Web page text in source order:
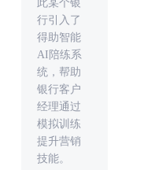
此某个银
行引入了
得助智能
AI陪练系
统，帮助
银行客户
经理通过
模拟训练
提升营销
技能。